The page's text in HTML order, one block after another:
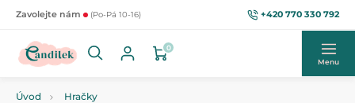
Zavolejte nám (Po-Pá 10-16) +420 770 330 792
0
Menu
Úvod
Hračky